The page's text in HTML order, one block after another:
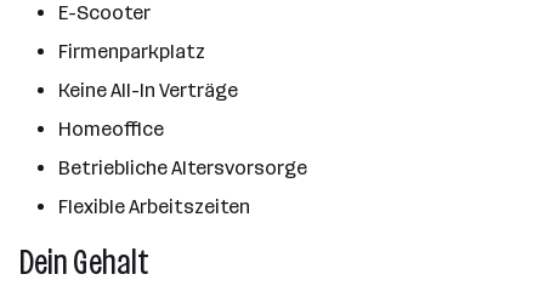
E-Scooter
Firmenparkplatz
Keine All-In Verträge
Homeoffice
Betriebliche Altersvorsorge
Flexible Arbeitszeiten
Dein Gehalt